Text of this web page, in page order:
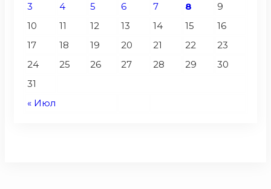
« Июл
3
4 5 6 7 8
9
10
11 12 13 14 15
16
17
18 19 20 21 22
23
24
25 26 27 28 29
30
31